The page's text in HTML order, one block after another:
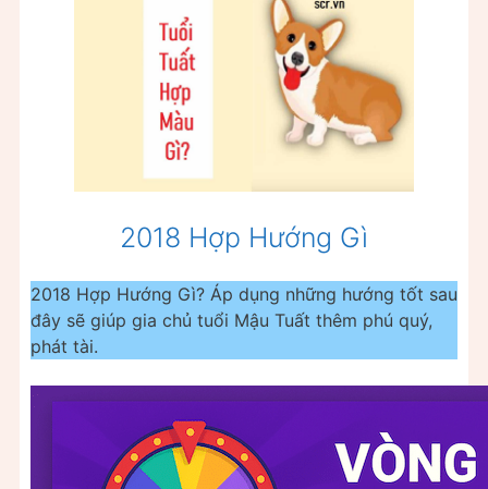
2018 Hợp Hướng Gì
2018 Hợp Hướng Gì? Áp dụng những hướng tốt sau
đây sẽ giúp gia chủ tuổi Mậu Tuất thêm phú quý,
phát tài.